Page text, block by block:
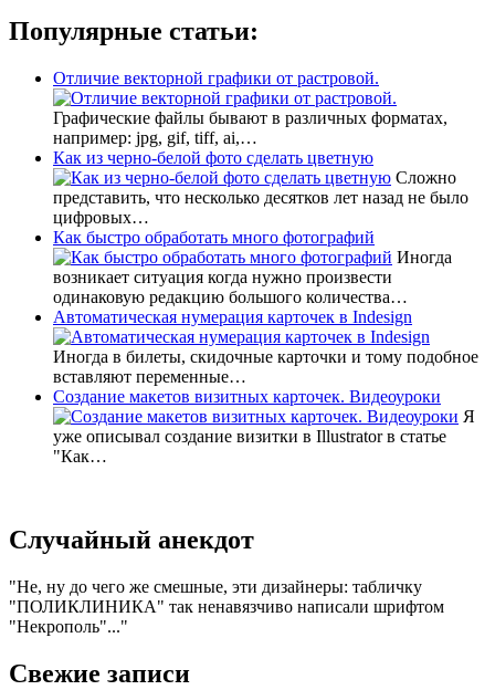
Популярные статьи:
Отличие векторной графики от растровой.
Графические файлы бывают в различных форматах,
например: jpg, gif, tiff, ai,…
Как из черно-белой фото сделать цветную
Сложно
представить, что несколько десятков лет назад не было
цифровых…
Как быстро обработать много фотографий
Иногда
возникает ситуация когда нужно произвести
одинаковую редакцию большого количества…
Автоматическая нумерация карточек в Indesign
Иногда в билеты, скидочные карточки и тому подобное
вставляют переменные…
Создание макетов визитных карточек. Видеоуроки
Я
уже описывал создание визитки в Illustrator в статье
"Как…
Случайный анекдот
Не, ну до чего же смешные, эти дизайнеры: табличку
"ПОЛИКЛИНИКА" так ненавязчиво написали шрифтом
"Некрополь"...
Свежие записи